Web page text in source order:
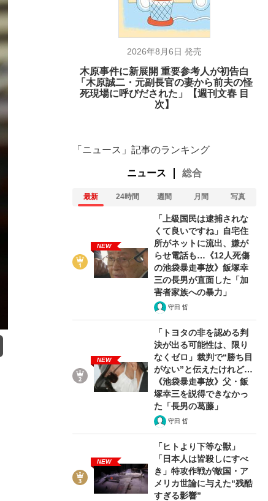
2026年8月6日 発売
木原事件に新展開 重要参考人が初告白
「木原誠二・元副長官の妻から前夫の怪
死現場に呼びだされた」【週刊文春 目
次】
「ニュース」記事のランキング
ニュース 総合
最新 24時間 週間 月間 写真
NEW
「上級国民は逮捕されな
くて良いですね」自宅住
所がネットに流出、嫌が
らせ電話も…《12人死傷
の池袋暴走事故》飯塚幸
三の長男が直面した「加
害者家族への暴力」
守田 哲
NEW
「トヨタの非を認める判
決が出る可能性は、限り
なくゼロ」裁判で“勝ち目
がない”と伝えたけれど…
《池袋暴走事故》父・飯
塚幸三を説得できなかっ
た「長男の葛藤」
守田 哲
NEW
「ヒトより下等な獣」
「日本人は皆殺しにすべ
き」特攻作戦が敵国・ア
メリカ世論に与えた“残酷
すぎる影響”